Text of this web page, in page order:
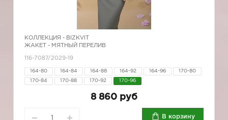
КОЛЛЕКЦИЯ - BIZKVIT
ЖАКЕТ - МЯТНЫЙ ПЕРЕЛИВ
116-7087/2029-19
164-80 164-84 164-88 164-92 164-96 170-80
170-84 170-88 170-92 170-96
8 860 руб
В корзину